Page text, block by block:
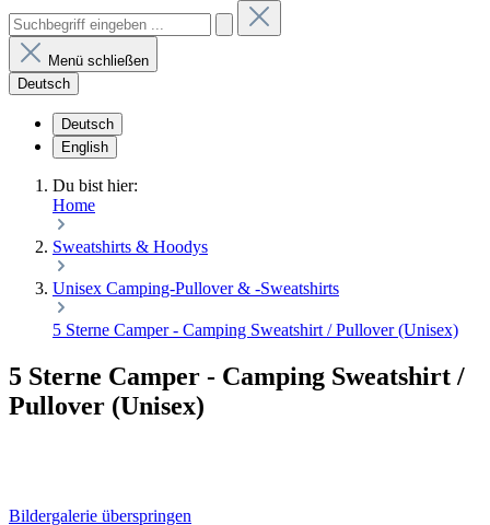
Menü schließen
Deutsch
Deutsch
English
Du bist hier:
Home
Sweatshirts & Hoodys
Unisex Camping-Pullover & -Sweatshirts
5 Sterne Camper - Camping Sweatshirt / Pullover (Unisex)
5 Sterne Camper - Camping Sweatshirt /
Pullover (Unisex)
Bildergalerie überspringen